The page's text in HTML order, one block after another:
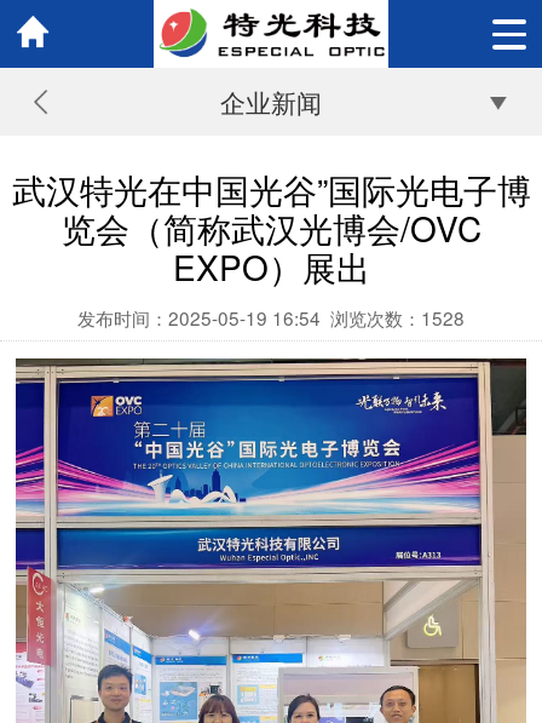
企业新闻
武汉特光在中国光谷”国际光电子博
览会（简称武汉光博会/OVC
EXPO）展出
发布时间：2025-05-19 16:54 浏览次数： 1528